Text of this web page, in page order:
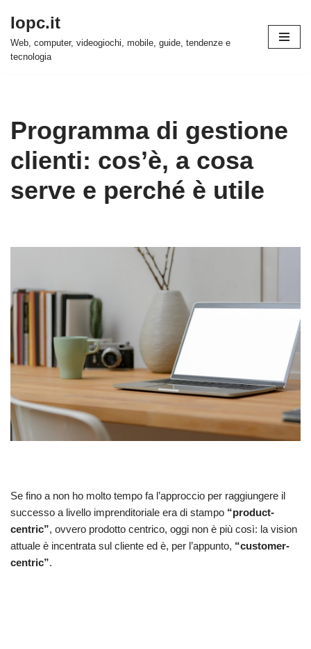
Vai
al
Iopc.it
Web, computer, videogiochi, mobile, guide, tendenze e
tecnologia
Programma di gestione
clienti: cos’è, a cosa
serve e perché è utile
Se fino a non ho molto tempo fa l’approccio per raggiungere il
successo a livello imprenditoriale era di stampo “product-
centric”, ovvero prodotto centrico, oggi non è più così: la vision
attuale è incentrata sul cliente ed è, per l’appunto, “customer-
centric”.